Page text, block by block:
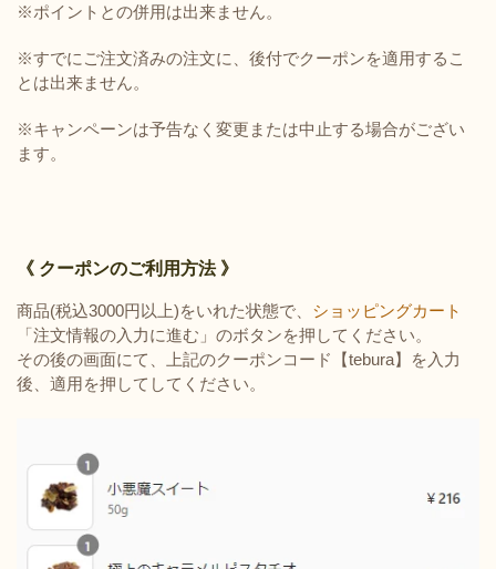
※ポイントとの併用は出来ません。
※すでにご注文済みの注文に、後付でクーポンを適用するこ
とは出来ません。
※キャンペーンは予告なく変更または中止する場合がござい
ます。
《 クーポンのご利用方法 》
商品(税込3000円以上)をいれた状態で、 ショッピングカート
「注文情報の入力に進む」のボタンを押してください。
その後の画面にて、上記のクーポンコード【tebura】を入力
後、適用を押してしてください。